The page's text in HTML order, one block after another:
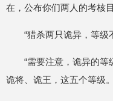
在，公布你们两人的考核
“猎杀两只诡异，等级
“需要注意，诡异的等
诡将、诡王，这五个等级